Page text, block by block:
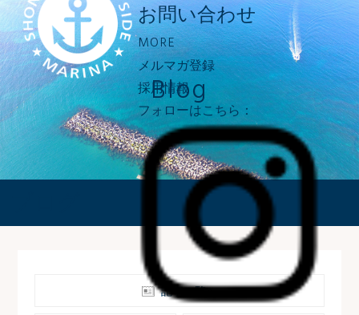
お問い合わせ
MORE
メルマガ登録
採用情報
フォローはこちら：
Blog
記事一覧へ